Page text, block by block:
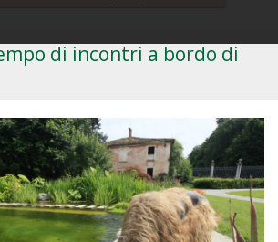
di incontri a bordo di